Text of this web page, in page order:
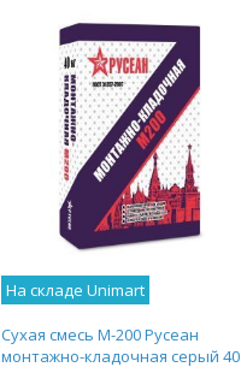
На складе Unimart
Сухая смесь М-200 Русеан
монтажно-кладочная серый 40